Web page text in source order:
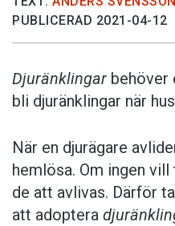
PUBLICERAD 2021-04-12
Djuränklingar behöver
bli djuränklingar när
När en djurägare
hemlösa. Om ingen
de att avlivas. Därför
att adoptera